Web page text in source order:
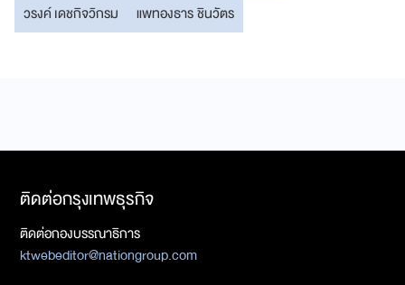
วรงค์ เดชกิจวิกรม
แพทองธาร ชินวัตร
ติดต่อกรุงเทพธุรกิจ
ติดต่อกองบรรณาธิการ
ktwebeditor@nationgroup.com